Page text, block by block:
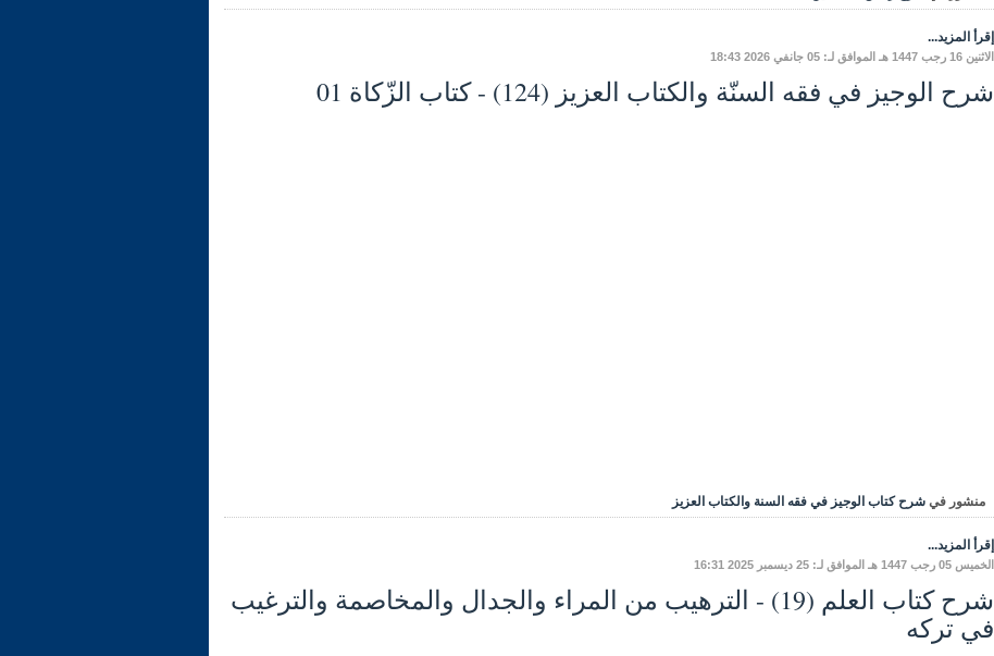
إقرأ المزيد...
الاثنين 16 رجب 1447 هـ الموافق لـ: 05 جانفي 2026 18:43
شرح الوجيز في فقه السنّة والكتاب العزيز (124) - كتاب الزّكاة 01
منشور في شرح كتاب الوجيز في فقه السنة والكتاب العزيز
إقرأ المزيد...
الخميس 05 رجب 1447 هـ الموافق لـ: 25 ديسمبر 2025 16:31
شرح كتاب العلم (19) - الترهيب من المراء والجدال والمخاصمة والترغيب
في تركه